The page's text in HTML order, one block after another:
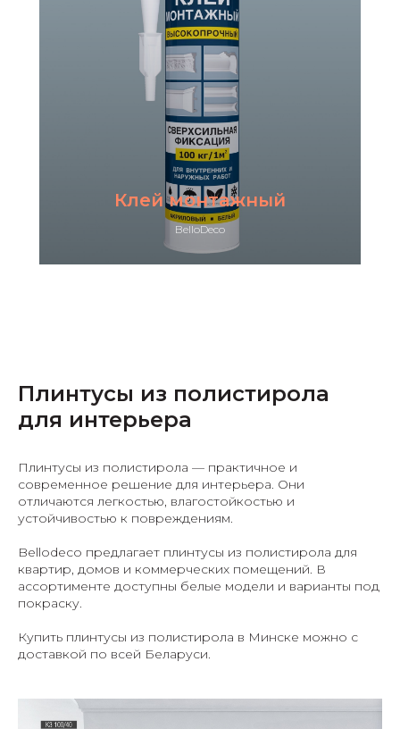
Клей монтажный
BelloDeco
Плинтусы из полистирола
для интерьера
Плинтусы из полистирола — практичное и
современное решение для интерьера. Они
отличаются легкостью, влагостойкостью и
устойчивостью к повреждениям.
Bellodeco предлагает плинтусы из полистирола для
квартир, домов и коммерческих помещений. В
ассортименте доступны белые модели и варианты под
покраску.
Купить плинтусы из полистирола в Минске можно с
доставкой по всей Беларуси.